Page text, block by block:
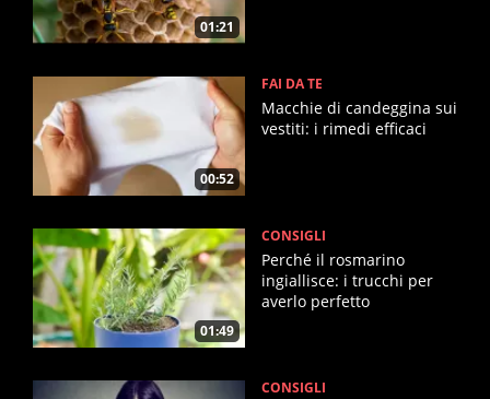
01:21
00:52
FAI DA TE
Macchie di candeggina sui
vestiti: i rimedi efficaci
01:49
CONSIGLI
Perché il rosmarino
ingiallisce: i trucchi per
averlo perfetto
CONSIGLI